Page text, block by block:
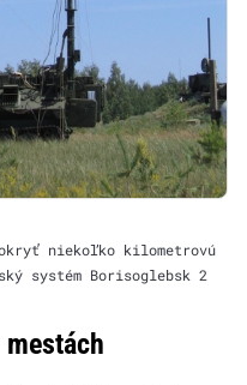
niekoľko kilometrovú
systém Borisoglebsk 2